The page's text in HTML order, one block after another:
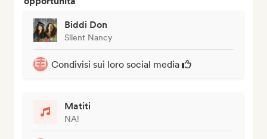
Biddi Don
Silent Nancy
Condivisi sui loro social media
Matiti
NA!